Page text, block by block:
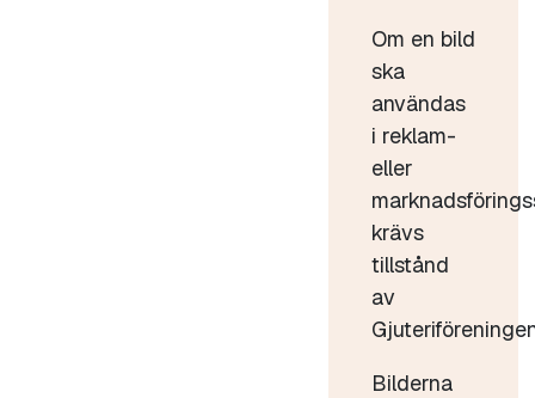
Om en bild
ska
användas
i reklam-
eller
krävs
tillstånd
av
Bilderna